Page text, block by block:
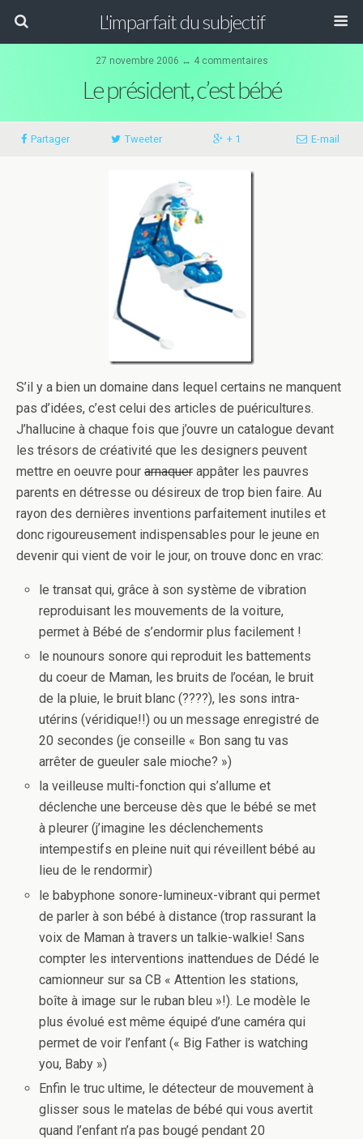
L'imparfait du subjectif
27 novembre 2006 ↔ 4 commentaires
Le président, c’est bébé
Partager Tweeter + 1 E-mail
S’il y a bien un domaine dans lequel certains ne manquent
pas d’idées, c’est celui des articles de puéricultures.
J’hallucine à chaque fois que j’ouvre un catalogue devant
les trésors de créativité que les designers peuvent
mettre en oeuvre pour arnaquer appâter les pauvres
parents en détresse ou désireux de trop bien faire. Au
rayon des dernières inventions parfaitement inutiles et
donc rigoureusement indispensables pour le jeune en
devenir qui vient de voir le jour, on trouve donc en vrac:
le transat qui, grâce à son système de vibration
reproduisant les mouvements de la voiture,
permet à Bébé de s’endormir plus facilement !
le nounours sonore qui reproduit les battements
du coeur de Maman, les bruits de l’océan, le bruit
de la pluie, le bruit blanc (????), les sons intra-
utérins (véridique!!) ou un message enregistré de
20 secondes (je conseille « Bon sang tu vas
arrêter de gueuler sale mioche? »)
la veilleuse multi-fonction qui s’allume et
déclenche une berceuse dès que le bébé se met
à pleurer (j’imagine les déclenchements
intempestifs en pleine nuit qui réveillent bébé au
lieu de le rendormir)
le babyphone sonore-lumineux-vibrant qui permet
de parler à son bébé à distance (trop rassurant la
voix de Maman à travers un talkie-walkie! Sans
compter les interventions inattendues de Dédé le
camionneur sur sa CB « Attention les stations,
boîte à image sur le ruban bleu »!). Le modèle le
plus évolué est même équipé d’une caméra qui
permet de voir l’enfant (« Big Father is watching
you, Baby »)
Enfin le truc ultime, le détecteur de mouvement à
glisser sous le matelas de bébé qui vous avertit
quand l’enfant n’a pas bougé pendant 20